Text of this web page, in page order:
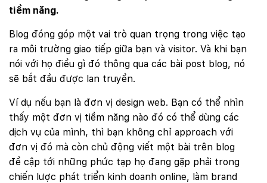
tiềm năng.
Blog đóng góp một vai trò quan trọng trong việc tạo
ra môi trường giao tiếp giữa bạn và visitor. Và khi bạn
nói với họ điều gì đó thông qua các bài post blog, nó
sẽ bắt đầu được lan truyền.
Ví dụ nếu bạn là đơn vị design web. Bạn có thể nhìn
thấy một đơn vị tiềm năng nào đó có thể dùng các
dịch vụ của mình, thì bạn không chỉ approach với
đơn vị đó mà còn chủ động viết một bài trên blog
đề cập tới những phức tạp họ đang gặp phải trong
chiến lược phát triển kinh doanh online, làm brand